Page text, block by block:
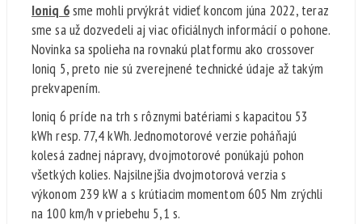
Ioniq 6sme mohli prvýkrát vidieť koncom júna 2022, teraz
sme sa už dozvedeli aj viac oficiálnych informácií o pohone.
Novinka sa spolieha na rovnakú platformu ako crossover
Ioniq 5, preto nie sú zverejnené technické údaje až takým
prekvapením.
Ioniq 6 príde na trh s rôznymi batériami s kapacitou 53
kWh resp. 77,4 kWh. Jednomotorové verzie poháňajú
kolesá zadnej nápravy, dvojmotorové ponúkajú pohon
všetkých kolies. Najsilnejšia dvojmotorová verzia s
výkonom 239 kW a s krútiacim momentom 605 Nm zrýchli
na 100 km/h v priebehu 5,1 s.